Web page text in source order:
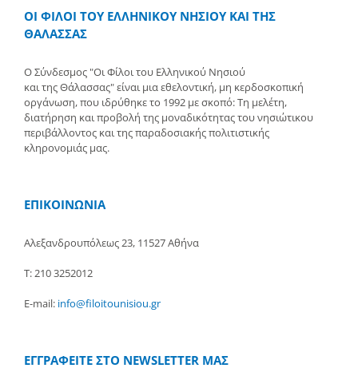
ΟΙ ΦΙΛΟΙ ΤΟΥ ΕΛΛΗΝΙΚΟΥ ΝΗΣΙΟΥ ΚΑΙ ΤΗΣ
ΘΑΛΑΣΣΑΣ
Ο Σύνδεσμος "Οι Φίλοι του Ελληνικού Νησιού
και της Θάλασσας" είναι μια εθελοντική, μη κερδοσκοπική
οργάνωση, που ιδρύθηκε το 1992 με σκοπό: Τη μελέτη,
διατήρηση και προβολή της μοναδικότητας του νησιώτικου
περιβάλλοντος και της παραδοσιακής πολιτιστικής
κληρονομιάς μας.
ΕΠΙΚΟΙΝΩΝΙΑ
Αλεξανδρουπόλεως 23, 11527 Αθήνα
Τ: 210 3252012
E-mail: info@filoitounisiou.gr
ΕΓΓΡΑΦΕΙΤΕ ΣΤΟ NEWSLETTER ΜΑΣ